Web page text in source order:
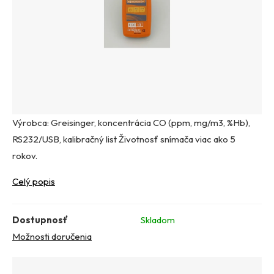
Výrobca: Greisinger, koncentrácia CO (ppm, mg/m3, %Hb),
RS232/USB, kalibračný list Životnosť snímača viac ako 5
rokov.
Celý popis
Dostupnosť
Skladom
Možnosti doručenia